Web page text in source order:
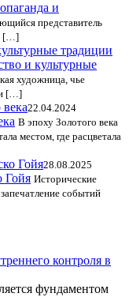
и
представитель
[…]
и культурные
художница, чье
[…]
22.04.2024
В эпоху Золотого века
местом, где расцветала
28.08.2025
Гойя Исторические
событий
контроля в
фундаментом